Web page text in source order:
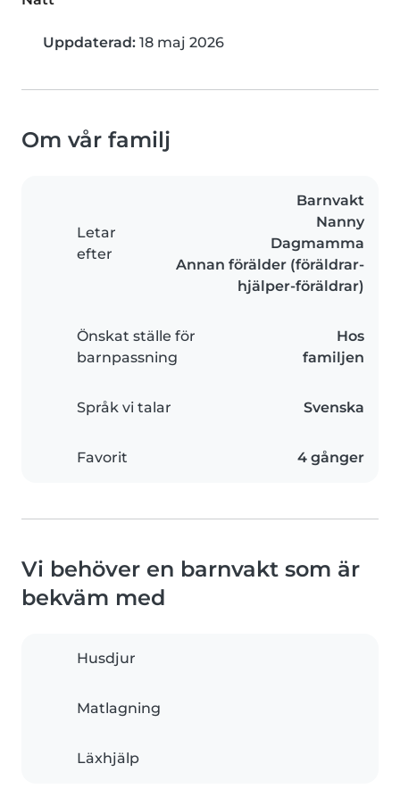
Uppdaterad: 18 maj 2026
Om vår familj
Letar
efter
Barnvakt
Nanny
Dagmamma
Annan förälder (föräldrar-
hjälper-föräldrar)
Önskat ställe för
barnpassning
Hos
familjen
Språk vi talar Svenska
Favorit 4 gånger
Vi behöver en barnvakt som är
bekväm med
Husdjur
Matlagning
Läxhjälp